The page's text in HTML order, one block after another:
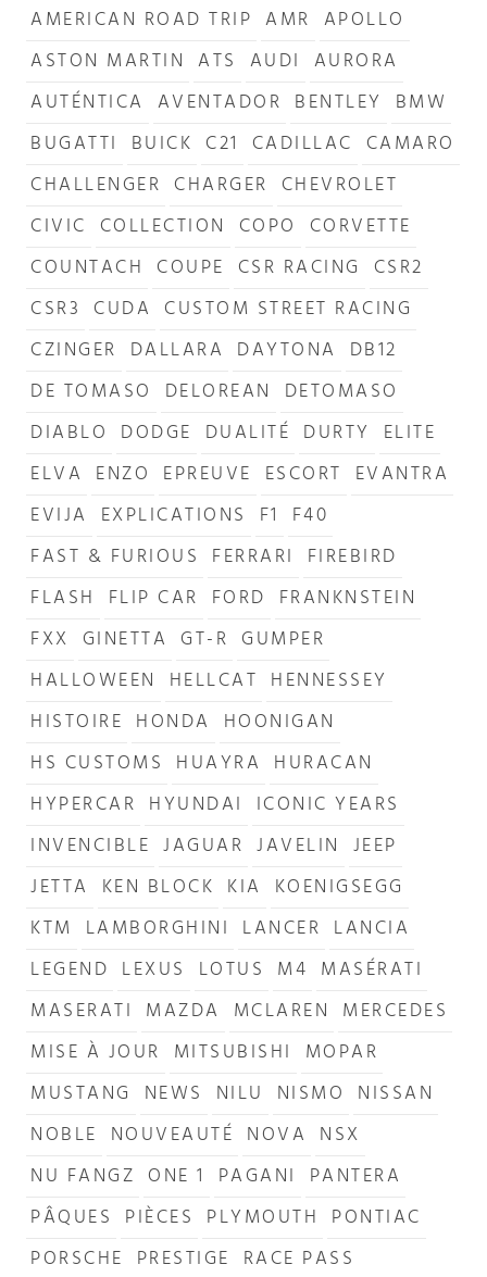
AMERICAN ROAD TRIP AMR APOLLO
ASTON MARTIN ATS AUDI AURORA
AUTÉNTICA AVENTADOR BENTLEY BMW
BUGATTI BUICK C21 CADILLAC CAMARO
CHALLENGER CHARGER CHEVROLET
CIVIC COLLECTION COPO CORVETTE
COUNTACH COUPE CSR RACING CSR2
CSR3 CUDA CUSTOM STREET RACING
CZINGER DALLARA DAYTONA DB12
DE TOMASO DELOREAN DETOMASO
DIABLO DODGE DUALITÉ DURTY ELITE
ELVA ENZO EPREUVE ESCORT EVANTRA
EVIJA EXPLICATIONS F1 F40
FAST & FURIOUS FERRARI FIREBIRD
FLASH FLIP CAR FORD FRANKNSTEIN
FXX GINETTA GT-R GUMPER
HALLOWEEN HELLCAT HENNESSEY
HISTOIRE HONDA HOONIGAN
HS CUSTOMS HUAYRA HURACAN
HYPERCAR HYUNDAI ICONIC YEARS
INVENCIBLE JAGUAR JAVELIN JEEP
JETTA KEN BLOCK KIA KOENIGSEGG
KTM LAMBORGHINI LANCER LANCIA
LEGEND LEXUS LOTUS M4 MASÉRATI
MASERATI MAZDA MCLAREN MERCEDES
MISE À JOUR MITSUBISHI MOPAR
MUSTANG NEWS NILU NISMO NISSAN
NOBLE NOUVEAUTÉ NOVA NSX
NU FANGZ ONE 1 PAGANI PANTERA
PÂQUES PIÈCES PLYMOUTH PONTIAC
PORSCHE PRESTIGE RACE PASS